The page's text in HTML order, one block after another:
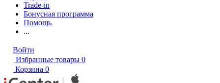
Trade-in
Бонусная программа
Помощь
...
Войти
Избранные товары 0
Корзина 0